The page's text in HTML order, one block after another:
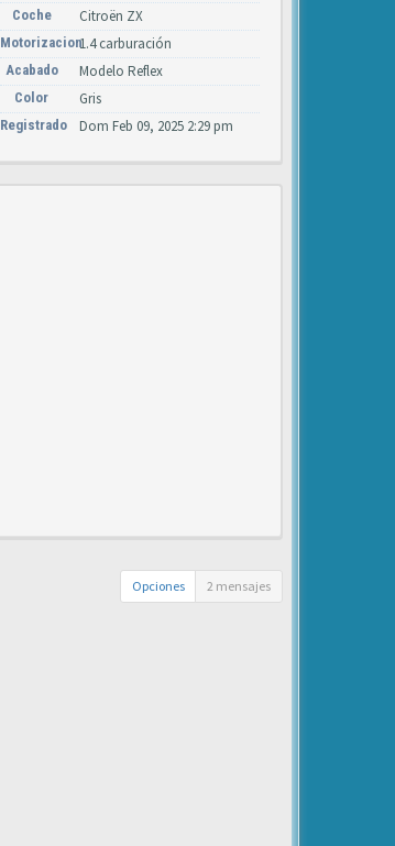
Coche Citroën ZX
Motorizacion1.4 carburación
Acabado Modelo Reflex
Color Gris
Registrado Dom Feb 09, 2025 2:29 pm
Opciones 2 mensajes